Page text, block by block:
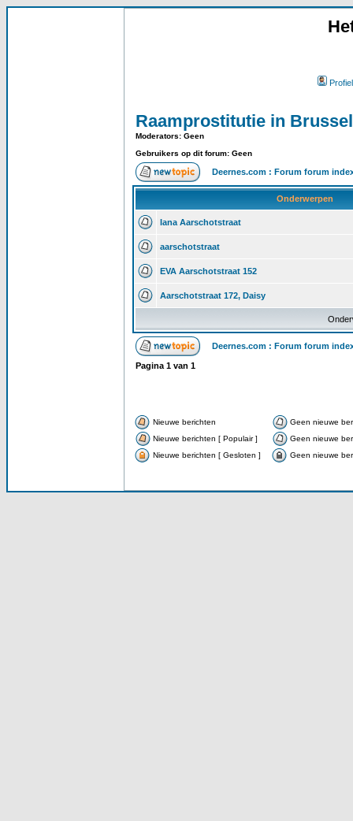
Profiel
Raamprostitutie in Brussel
Moderators: Geen
Gebruikers op dit forum: Geen
Deernes.com : Forum forum
Onderwerpen
Iana Aarschotstraat
aarschotstraat
EVA Aarschotstraat 152
Aarschotstraat 172, Daisy
Deernes.com : Forum forum
Pagina 1 van 1
Nieuwe berichten
Geen nieuwe
Nieuwe berichten [ Populair ]
Geen nieuwe
Nieuwe berichten [ Gesloten ]
Geen nieuwe